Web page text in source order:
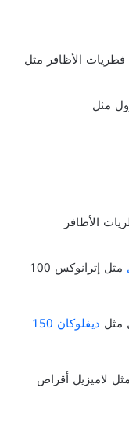
الأظافر مثل
مثل
الأظافر
مثل إترانوكس 100
مثل
ديفلوكان 150
لاميزيل أقراص